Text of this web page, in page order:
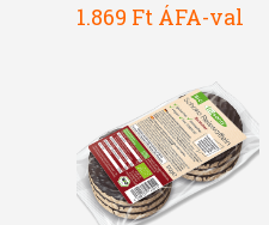
1.869 Ft ÁFA-val